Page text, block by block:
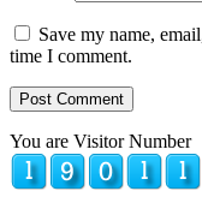
Save my name,
time I comment.
You are Visitor Number